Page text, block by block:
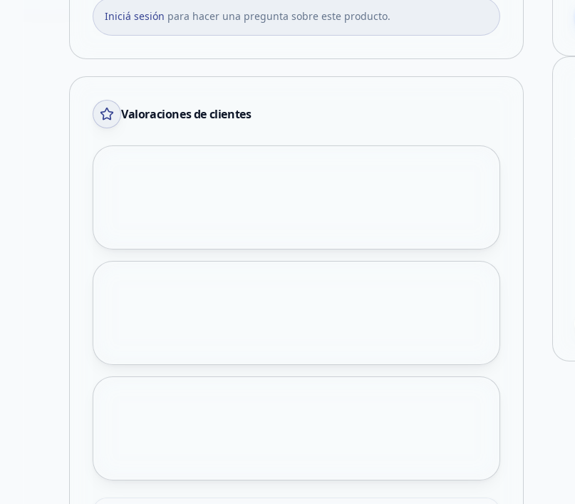
Iniciá sesión para hacer una pregunta sobre este producto.
Valoraciones de clientes